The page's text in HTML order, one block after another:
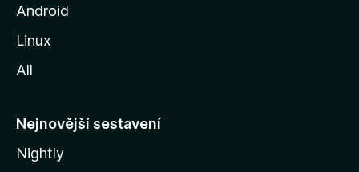
o
l
y
Android
Linux
All
Nejnovější sestavení
Nightly